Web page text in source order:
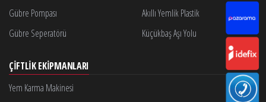
Gübre Pompası
Gübre Seperatörü
Akıllı Yemlik Plastik
Küçükbaş Aşı Yolu
ÇIFTLIK EKIPMANLARI
Yem Karma Makinesi